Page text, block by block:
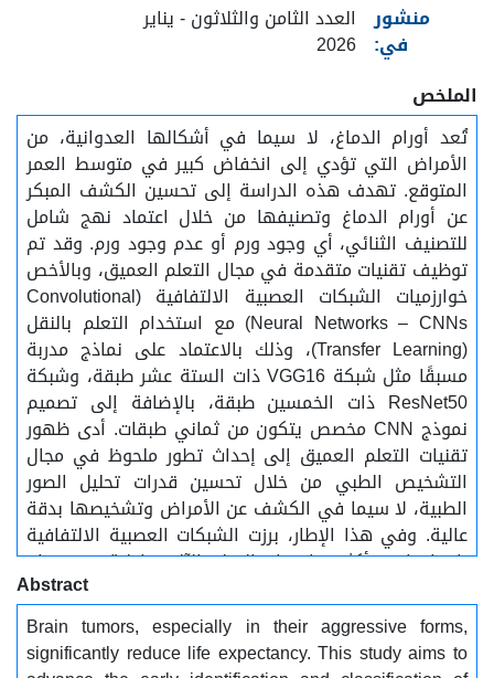
منشور
في:
العدد الثامن والثلاثون - يناير
2026
الملخص
تُعد أورام الدماغ، لا سيما في أشكالها العدوانية، من
الأمراض التي تؤدي إلى انخفاض كبير في متوسط العمر
المتوقع. تهدف هذه الدراسة إلى تحسين الكشف المبكر
عن أورام الدماغ وتصنيفها من خلال اعتماد نهج شامل
للتصنيف الثنائي، أي وجود ورم أو عدم وجود ورم. وقد تم
توظيف تقنيات متقدمة في مجال التعلم العميق، وبالأخص
خوارزميات الشبكات العصبية الالتفافية (Convolutional
Neural Networks – CNNs) مع استخدام التعلم بالنقل
(Transfer Learning)، وذلك بالاعتماد على نماذج مدربة
مسبقًا مثل شبكة VGG16 ذات الستة عشر طبقة، وشبكة
ResNet50 ذات الخمسين طبقة، بالإضافة إلى تصميم
نموذج CNN مخصص يتكون من ثماني طبقات. أدى ظهور
تقنيات التعلم العميق إلى إحداث تطور ملحوظ في مجال
التشخيص الطبي من خلال تحسين قدرات تحليل الصور
الطبية، لا سيما في الكشف عن الأمراض وتشخيصها بدقة
عالية. وفي هذا الإطار، برزت الشبكات العصبية الالتفافية
باعتبارها من أكثر خوارزميات التعلم الآلي فاعلية في مهام
التعلم البصري والتعرف على الصور. تقدم هذه الدراسة
إطارًا جديدًا لشبكة CNN تم تصميمه خصيصًا لتصنيف أورام
الدماغ باستخدام صور الرنين المغناطيسي المعززة بالصبغة
(T1-weighted Contrast-Enhanced MRI) إلى فئتين: وجود
Abstract
Brain tumors, especially in their aggressive forms,
significantly reduce life expectancy. This study aims to